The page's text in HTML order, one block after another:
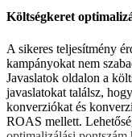
Költségkeret
A sikeres teljesítmény
kampányokat nem
Javaslatok oldalon a
javaslatokat találsz,
konverziókat és
ROAS mellett.